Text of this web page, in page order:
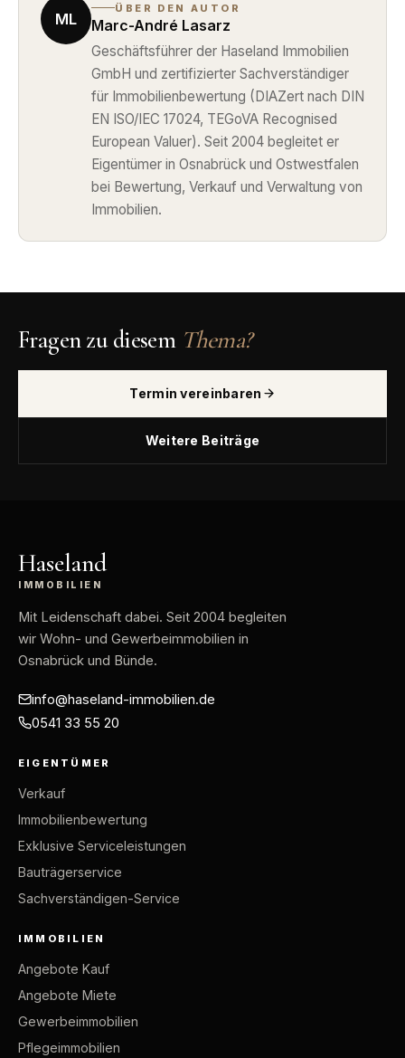
ML
ÜBER DEN AUTOR
Marc-André Lasarz
Geschäftsführer der Haseland Immobilien
GmbH und zertifizierter Sachverständiger
für Immobilienbewertung (DIAZert nach DIN
EN ISO/IEC 17024, TEGoVA Recognised
European Valuer). Seit 2004 begleitet er
Eigentümer in Osnabrück und Ostwestfalen
bei Bewertung, Verkauf und Verwaltung von
Immobilien.
Fragen zu diesem Thema?
Termin vereinbaren
Weitere Beiträge
Haseland
IMMOBILIEN
Mit Leidenschaft dabei. Seit 2004 begleiten
wir Wohn- und Gewerbeimmobilien in
Osnabrück und Bünde.
info@haseland-immobilien.de
0541 33 55 20
EIGENTÜMER
Verkauf
Immobilienbewertung
Exklusive Serviceleistungen
Bauträgerservice
Sachverständigen-Service
IMMOBILIEN
Angebote Kauf
Angebote Miete
Gewerbeimmobilien
Pflegeimmobilien